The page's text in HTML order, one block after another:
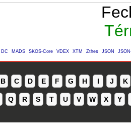
DC MADS SKOS-Core VDEX XTM Zthes JSON
B C D E F G H I J K
Q R S T U V W X Y